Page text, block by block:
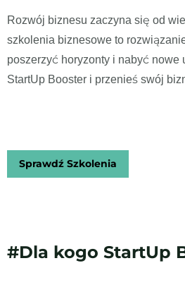
Rozwój biznesu zaczyna się od
szkolenia biznesowe to
poszerzyć horyzonty i nabyć nowe
StartUp Booster i przenieś swój
Sprawdź Szkolenia
#Dla kogo StartUp